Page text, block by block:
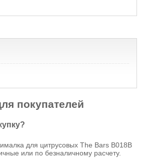
покупателей
для цитрусовых The Bars B018B
или по безналичному расчету.